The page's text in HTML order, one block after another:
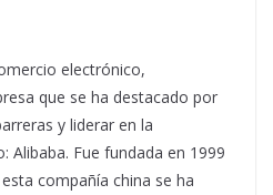
electrónico,
que se ha destacado por
y liderar en la
Alibaba. Fue fundada en 1999
compañía china se ha